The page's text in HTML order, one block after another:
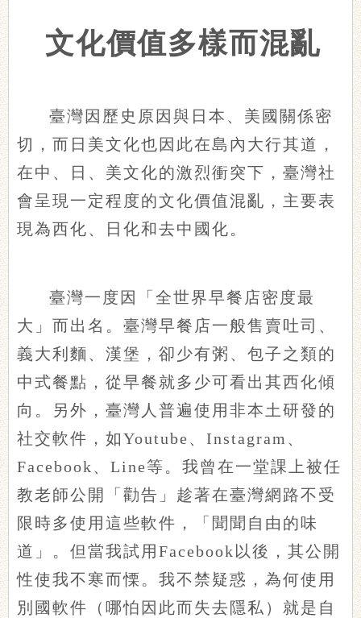
文化價值多樣而混亂
臺灣因歷史原因與日本、美國關係密
切，而日美文化也因此在島內大行其道，
在中、日、美文化的激烈衝突下，臺灣社
會呈現一定程度的文化價值混亂，主要表
現為西化、日化和去中國化。
臺灣一度因「全世界早餐店密度最
大」而出名。臺灣早餐店一般售賣吐司、
義大利麵、漢堡，卻少有粥、包子之類的
中式餐點，從早餐就多少可看出其西化傾
向。另外，臺灣人普遍使用非本土研發的
社交軟件，如Youtube、Instagram、
Facebook、Line等。我曾在一堂課上被任
教老師公開「勸告」趁著在臺灣網路不受
限時多使用這些軟件，「聞聞自由的味
道」。但當我試用Facebook以後，其公開
性使我不寒而慄。我不禁疑惑，為何使用
別國軟件（哪怕因此而失去隱私）就是自